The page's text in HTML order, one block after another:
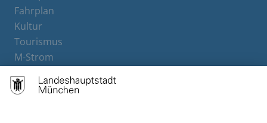
Fahrplan
Kultur
Tourismus
M-Strom
Hotels